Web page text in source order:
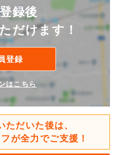
録後
だけます！
登録
はこちら
ただいた後は、
が全力でご支援！